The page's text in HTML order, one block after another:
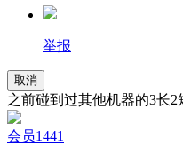
举报
取消
之前碰到过其他机器的3长2
会员1441